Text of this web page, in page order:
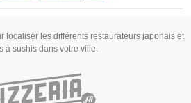
localiser les différents restaurateurs japonais et
à sushis dans votre ville.